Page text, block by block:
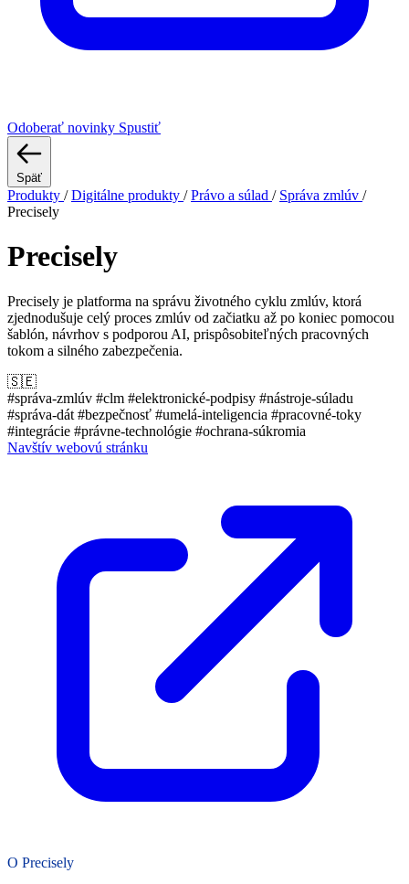
Odoberať novinky Spustiť
Späť
Produkty / Digitálne produkty / Právo a súlad / Správa zmlúv /
Precisely
Precisely
Precisely je platforma na správu životného cyklu zmlúv, ktorá
zjednodušuje celý proces zmlúv od začiatku až po koniec pomocou
šablón, návrhov s podporou AI, prispôsobiteľných pracovných
tokom a silného zabezpečenia.
🇸🇪
#správa-zmlúv #clm #elektronické-podpisy #nástroje-súladu
#správa-dát #bezpečnosť #umelá-inteligencia #pracovné-toky
#integrácie #právne-technológie #ochrana-súkromia
Navštív webovú stránku
O Precisely